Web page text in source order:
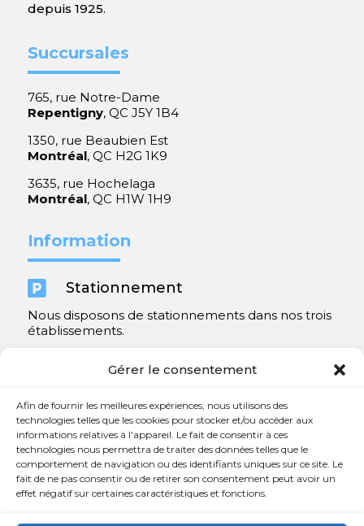
Gérer le consentement
Afin de fournir les meilleures expériences, nous utilisons des
technologies telles que les cookies pour stocker et/ou accéder aux
informations relatives à l'appareil. Le fait de consentir à ces
technologies nous permettra de traiter des données telles que le
comportement de navigation ou des identifiants uniques sur ce site. Le
fait de ne pas consentir ou de retirer son consentement peut avoir un
effet négatif sur certaines caractéristiques et fonctions.
depuis 1925.
Succursales
765, rue Notre-Dame
Repentigny, QC J5Y 1B4
1350, rue Beaubien Est
Montréal, QC H2G 1K9
3635, rue Hochelaga
Montréal, QC H1W 1H9
Information
 Stationnement
Nous disposons de stationnements dans nos trois
établissements.
Contact
 450 654-3342
 info@charlesrajotte.com